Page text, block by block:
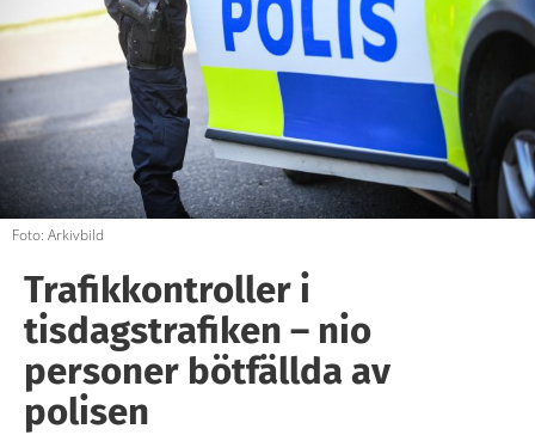
Foto: Arkivbild
Trafikkontroller i
tisdagstrafiken – nio
personer bötfällda av
polisen